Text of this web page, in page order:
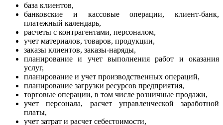
база клиентов,
банковские и кассовые операции, клиент-банк,
платежный календарь,
расчеты с контрагентами, персоналом,
учет материалов, товаров, продукции,
заказы клиентов, заказы-наряды,
планирование и учет выполнения работ и оказания
услуг,
планирование и учет производственных операций,
планирование загрузки ресурсов предприятия,
торговые операции, в том числе розничные продажи,
учет персонала, расчет управленческой заработной
платы,
учет затрат и расчет себестоимости,